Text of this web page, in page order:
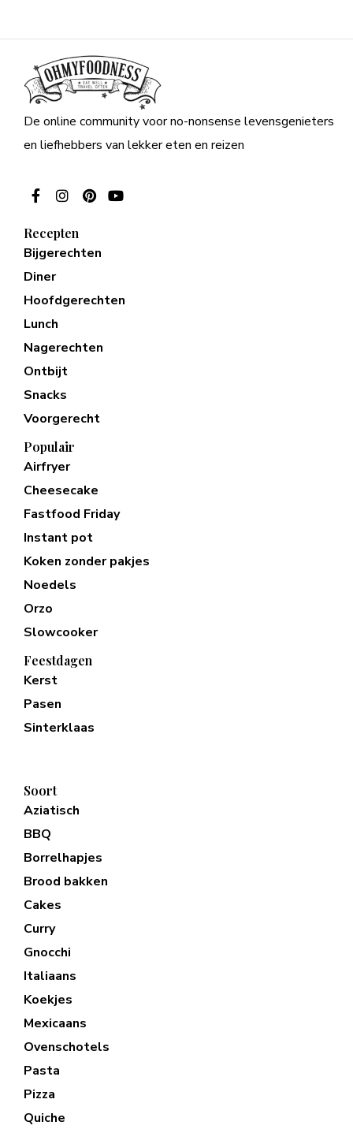
De online community voor no-nonsense levensgenieters
en liefhebbers van lekker eten en reizen
Recepten
Bijgerechten
Diner
Hoofdgerechten
Lunch
Nagerechten
Ontbijt
Snacks
Voorgerecht
Populair
Airfryer
Cheesecake
Fastfood Friday
Instant pot
Koken zonder pakjes
Noedels
Orzo
Slowcooker
Feestdagen
Kerst
Pasen
Sinterklaas
Soort
Aziatisch
BBQ
Borrelhapjes
Brood bakken
Cakes
Curry
Gnocchi
Italiaans
Koekjes
Mexicaans
Ovenschotels
Pasta
Pizza
Quiche